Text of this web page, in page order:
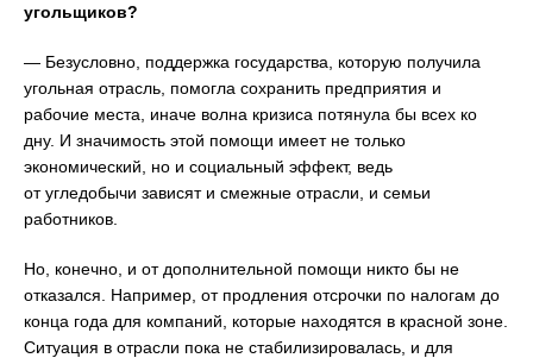
угольщиков?
— Безусловно, поддержка государства, которую получила
угольная отрасль, помогла сохранить предприятия и
рабочие места, иначе волна кризиса потянула бы всех ко
дну. И значимость этой помощи имеет не только
экономический, но и социальный эффект, ведь
от угледобычи зависят и смежные отрасли, и семьи
работников.
Но, конечно, и от дополнительной помощи никто бы не
отказался. Например, от продления отсрочки по налогам до
конца года для компаний, которые находятся в красной зоне.
Ситуация в отрасли пока не стабилизировалась, и для